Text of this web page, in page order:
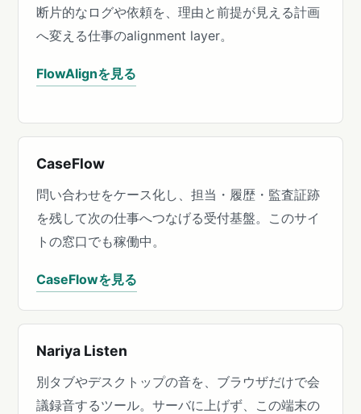
断片的なログや依頼を、理由と前提が見える計画
へ変える仕事のalignment layer。
FlowAlignを見る
CaseFlow
問い合わせをケース化し、担当・履歴・監査証跡
を残して次の仕事へつなげる受付基盤。このサイ
トの窓口でも稼働中。
CaseFlowを見る
Nariya Listen
別タブやデスクトップの音を、ブラウザだけで会
議録音するツール。サーバに上げず、この端末の